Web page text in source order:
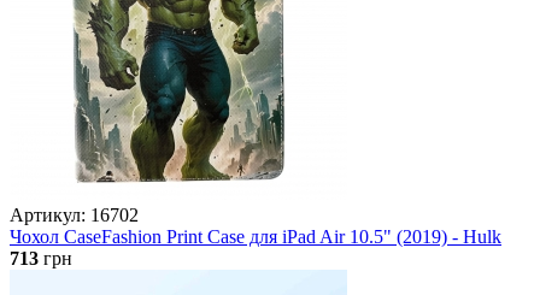
Артикул: 16702
Чохол CaseFashion Print Case для iPad Air 10.5" (2019) - Hulk
713 грн